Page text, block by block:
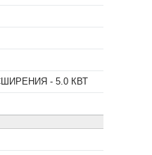
Кастрюля
Polaris CL 3385
- 5.0 КВТ